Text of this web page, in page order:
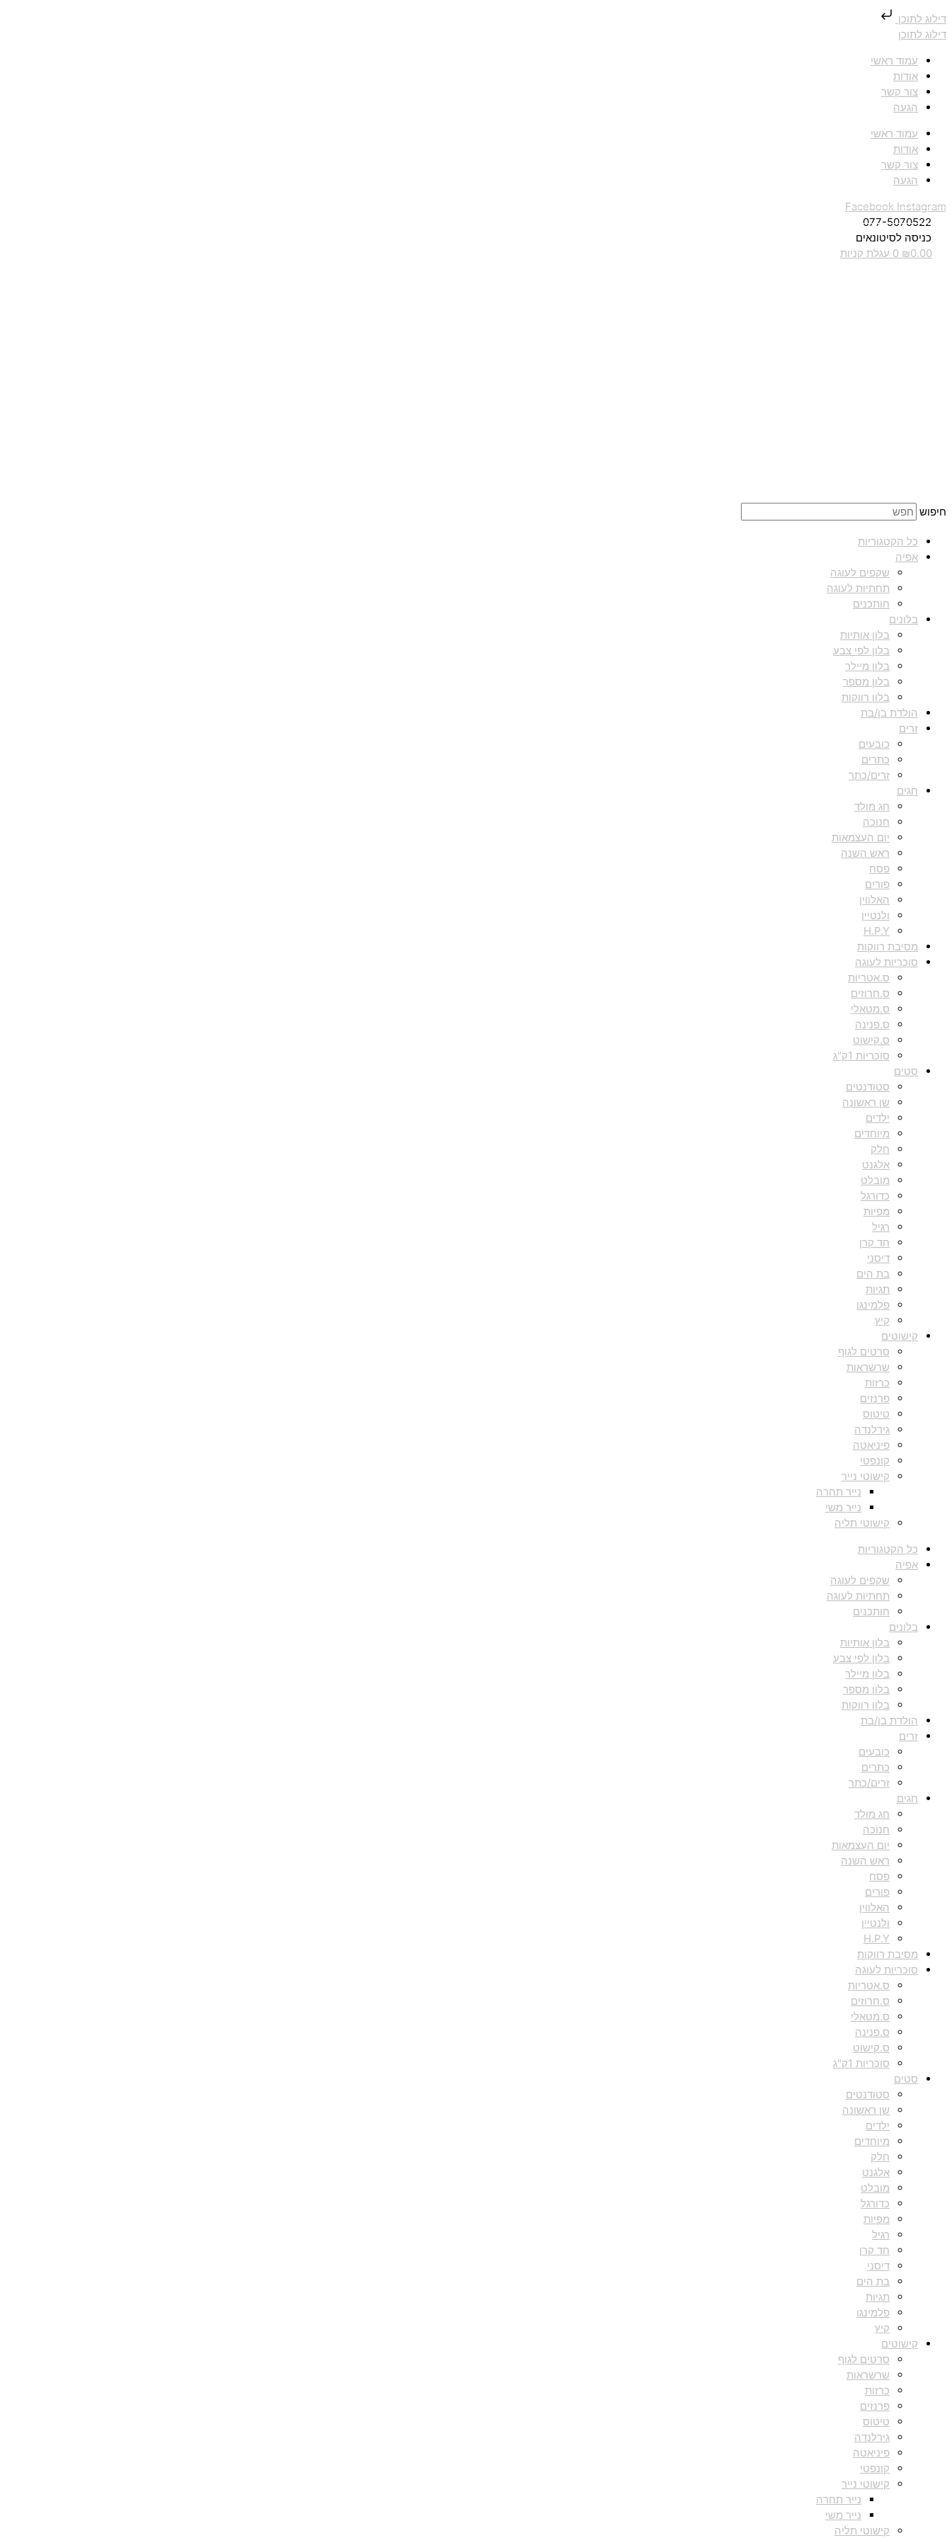
דילוג לתוכן
דילוג לתוכן
עמוד ראשי
אודות
צור קשר
הגעה
עמוד ראשי
אודות
צור קשר
הגעה
Facebook Instagram
077-5070522
כניסה לסיטונאים
₪0.00
0 עגלת קניות
חיפוש
כל הקטגוריות
אפיה
שקפים לעוגה
תחתיות לעוגה
חותכנים
בלונים
בלון אותיות
בלון לפי צבע
בלון מיילר
בלון מספר
בלון רווקות
הולדת בן/בת
זרים
כובעים
כתרים
זרים/כתר
חגים
חג מולד
חנוכה
יום העצמאות
ראש השנה
פסח
פורים
האלווין
ולנטיין
H.P.Y
מסיבת רווקות
סוכריות לעוגה
ס.אטריות
ס.חרוזים
ס.מטאלי
ס.פנינה
ס.קישוט
סוכריות 1ק"ג
סטים
סטודנטים
שן ראשונה
ילדים
מיוחדים
חלק
אלגנט
מובלט
כדורגל
מפיות
רגיל
חד קרן
דיסני
בת הים
תגיות
פלמינגו
קיץ
קישוטים
סרטים לגוף
שרשראות
כרזות
פרנזים
טיטוס
גירלנדה
פיניאטה
קונפטי
קישוטי נייר
נייר תחרה
נייר משי
קישוטי תליה
כל הקטגוריות
אפיה
שקפים לעוגה
תחתיות לעוגה
חותכנים
בלונים
בלון אותיות
בלון לפי צבע
בלון מיילר
בלון מספר
בלון רווקות
הולדת בן/בת
זרים
כובעים
כתרים
זרים/כתר
חגים
חג מולד
חנוכה
יום העצמאות
ראש השנה
פסח
פורים
האלווין
ולנטיין
H.P.Y
מסיבת רווקות
סוכריות לעוגה
ס.אטריות
ס.חרוזים
ס.מטאלי
ס.פנינה
ס.קישוט
סוכריות 1ק"ג
סטים
סטודנטים
שן ראשונה
ילדים
מיוחדים
חלק
אלגנט
מובלט
כדורגל
מפיות
רגיל
חד קרן
דיסני
בת הים
תגיות
פלמינגו
קיץ
קישוטים
סרטים לגוף
שרשראות
כרזות
פרנזים
טיטוס
גירלנדה
פיניאטה
קונפטי
קישוטי נייר
נייר תחרה
נייר משי
קישוטי תליה